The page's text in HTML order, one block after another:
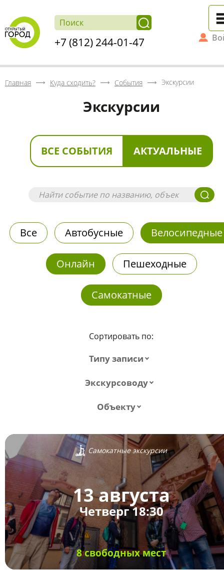
+7 (812) 244-01-47
Главная Куда сходить? События Экскурсии
Экскурсии
ВСЕ СОБЫТИЯ АКТУАЛЬНЫЕ
Все Автобусные Велосипедные
Онлайн Пешеходные
Самокатные
Сортировать по:
Типу записи
Экскурсоводу
Объекту
Самокатные экскурсии
13 августа
Четверг 18:30
8 свободных мест